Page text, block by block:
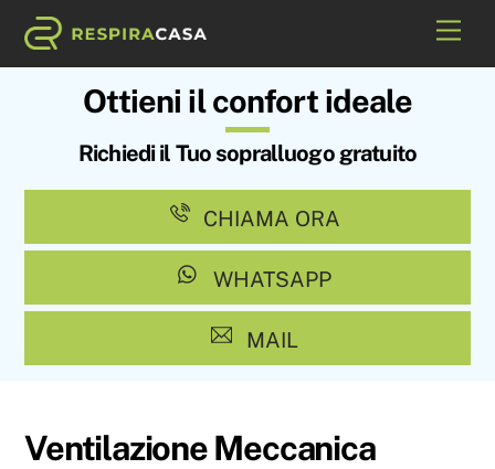
Skip
Ottieni il confort ideale
Richiedi il Tuo sopralluogo gratuito
CHIAMA ORA
WHATSAPP
MAIL
Ventilazione Meccanica